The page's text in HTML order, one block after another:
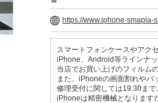
https://www.iphone-smapla-
スマートフォンケースやアク
iPhone、Android等ラインナッ
当店でお買い上げのフィルム
また、iPhoneの画面割れやバ
修理受付に関しては19:30まで
iPhoneは精密機械となります